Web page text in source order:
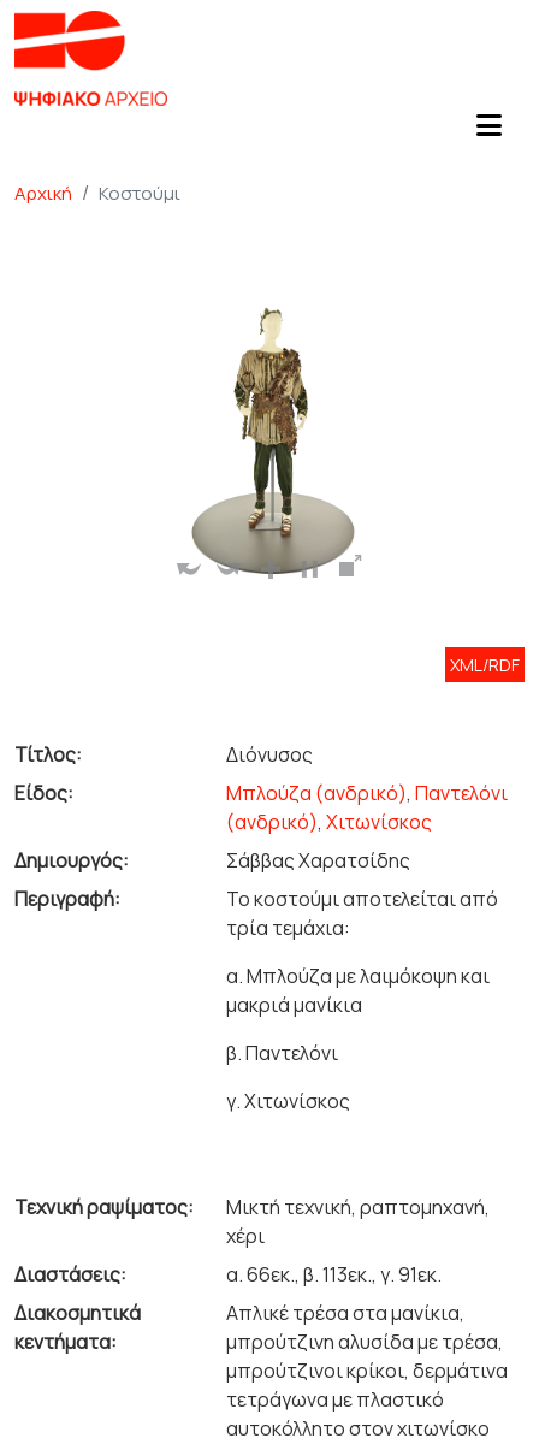
Αρχική Κοστούμι
XML/RDF
Τίτλος:
Διόνυσος
Είδος:
Μπλούζα (ανδρικό), Παντελόνι
(ανδρικό), Χιτωνίσκος
Δημιουργός:
Σάββας Χαρατσίδης
Περιγραφή:
Το κοστούμι αποτελείται από
τρία τεμάχια:
α. Μπλούζα με λαιμόκοψη και
μακριά μανίκια
β. Παντελόνι
γ. Χιτωνίσκος
Τεχνική ραψίματος:
Μικτή τεχνική, ραπτομηχανή,
χέρι
Διαστάσεις:
α. 66εκ., β. 113εκ., γ. 91εκ.
Διακοσμητικά
κεντήματα:
Απλικέ τρέσα στα μανίκια,
μπρούτζινη αλυσίδα με τρέσα,
μπρούτζινοι κρίκοι, δερμάτινα
τετράγωνα με πλαστικό
αυτοκόλλητο στον χιτωνίσκο